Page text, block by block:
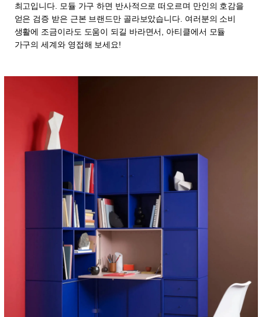
최고입니다. 모듈 가구 하면 반사적으로 떠오르며 만인의 호감을
얻은 검증 받은 근본 브랜드만 골라보았습니다. 여러분의 소비
생활에 조금이라도 도움이 되길 바라면서, 아티클에서 모듈
가구의 세계와 영접해 보세요!